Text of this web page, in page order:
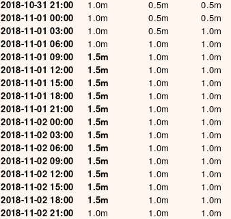
2018-10-31 21:00
2018-11-01 00:00
2018-11-01 03:00
2018-11-01 06:00
2018-11-01 09:00
2018-11-01 12:00
2018-11-01 15:00
2018-11-01 18:00
2018-11-01 21:00
2018-11-02 00:00
2018-11-02 03:00
2018-11-02 06:00
2018-11-02 09:00
2018-11-02 12:00
2018-11-02 15:00
2018-11-02 18:00
2018-11-02 21:00
1.0m
1.0m
1.0m
1.0m
1.5m
1.5m
1.5m
1.5m
1.5m
1.5m
1.5m
1.5m
1.5m
1.5m
1.5m
1.5m
1.0m
0.5m
0.5m
0.5m
1.0m
1.0m
1.0m
1.0m
1.0m
1.0m
1.0m
1.0m
1.0m
1.0m
1.0m
1.0m
1.0m
1.0m
0.5m
0.5m
1.0m
1.0m
1.0m
1.0m
1.0m
1.0m
1.0m
1.0m
1.0m
1.0m
1.0m
1.0m
1.0m
1.0m
1.0m